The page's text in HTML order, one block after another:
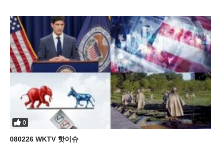
0
080226 WKTV 핫이슈